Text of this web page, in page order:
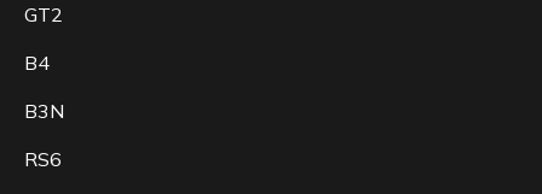
GT2
B4
B3N
RS6